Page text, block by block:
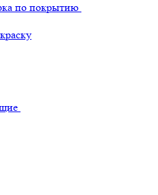
по покрытию